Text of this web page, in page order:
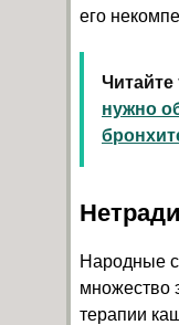
его
Читайте
нужно
Народные
множество
терапии